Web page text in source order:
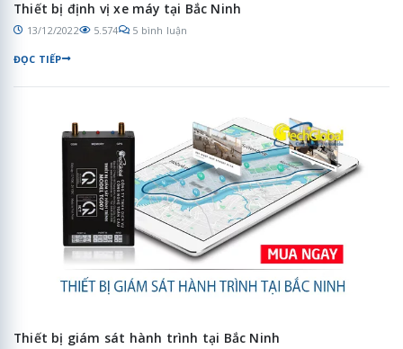
Thiết bị định vị xe máy tại Bắc Ninh
13/12/2022 5.574 5 bình luận
ĐỌC TIẾP
Thiết bị giám sát hành trình tại Bắc Ninh